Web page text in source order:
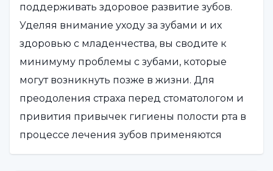
поддерживать здоровое развитие зубов.
Уделяя внимание уходу за зубами и их
здоровью с младенчества, вы сводите к
минимуму проблемы с зубами, которые
могут возникнуть позже в жизни. Для
преодоления страха перед стоматологом и
привития привычек гигиены полости рта в
процессе лечения зубов применяются
специальные подходы.